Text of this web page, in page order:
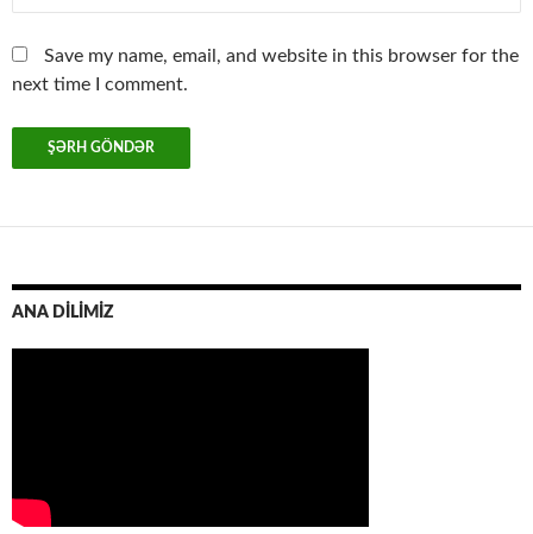
Save my name, email, and website in this browser for the
next time I comment.
ANA DİLİMİZ